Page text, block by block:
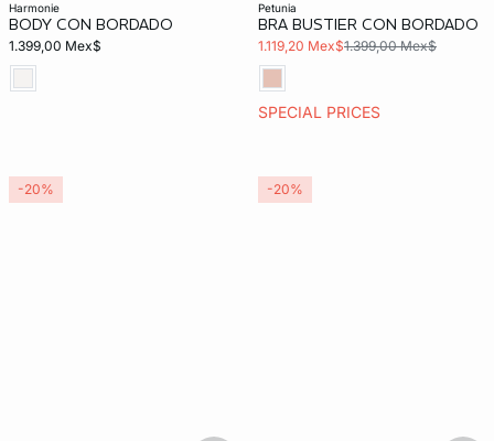
harmonie
BODY CON BORDADO
1.399,00 Mex$
petunia
BRA BUSTIER CON BORDADO
1.119,20 Mex$1.399,00 Mex$
SPECIAL PRICES
-20% -20%